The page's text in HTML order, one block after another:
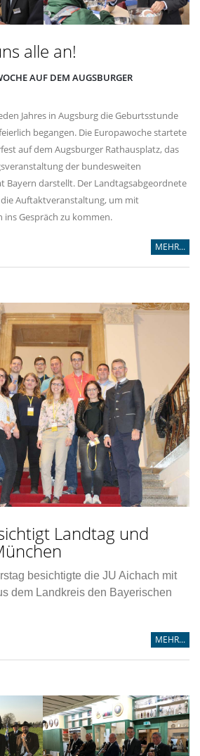
alle an!
AUF DEM AUGSBURGER
Jahres in Augsburg die Geburtsstunde
begangen. Die Europawoche startete
auf dem Augsburger Rathausplatz, das
der bundesweiten
Bayern darstellt. Der Landtagsabgeordnete
Auftaktveranstaltung, um mit
Gespräch zu kommen.
MEHR...
Landtag und
besichtigte die JU Aichach mit
dem Landkreis den Bayerischen
MEHR...